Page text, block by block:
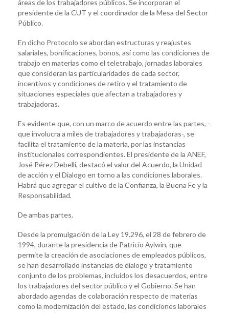
áreas de los trabajadores públicos. Se incorporan el
presidente de la CUT y el coordinador de la Mesa del Sector
Público.
En dicho Protocolo se abordan estructuras y reajustes
salariales, bonificaciones, bonos, así como las condiciones de
trabajo en materias como el teletrabajo, jornadas laborales
que consideran las particularidades de cada sector,
incentivos y condiciones de retiro y el tratamiento de
situaciones especiales que afectan a trabajadores y
trabajadoras.
Es evidente que, con un marco de acuerdo entre las partes, -
que involucra a miles de trabajadores y trabajadoras-, se
facilita el tratamiento de la materia, por las instancias
institucionales correspondientes. El presidente de la ANEF,
José Pérez Debelli, destacó el valor del Acuerdo, la Unidad
de acción y el Dialogo en torno a las condiciones laborales.
Habrá que agregar el cultivo de la Confianza, la Buena Fe y la
Responsabilidad.
De ambas partes.
Desde la promulgación de la Ley 19.296, el 28 de febrero de
1994, durante la presidencia de Patricio Aylwin, que
permite la creación de asociaciones de empleados públicos,
se han desarrollado instancias de dialogo y tratamiento
conjunto de los problemas, incluidos los desacuerdos, entre
los trabajadores del sector público y el Gobierno. Se han
abordado agendas de colaboración respecto de materias
como la modernización del estado, las condiciones laborales